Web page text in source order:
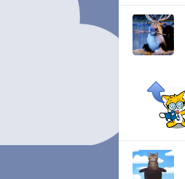
Il y a 5 mois